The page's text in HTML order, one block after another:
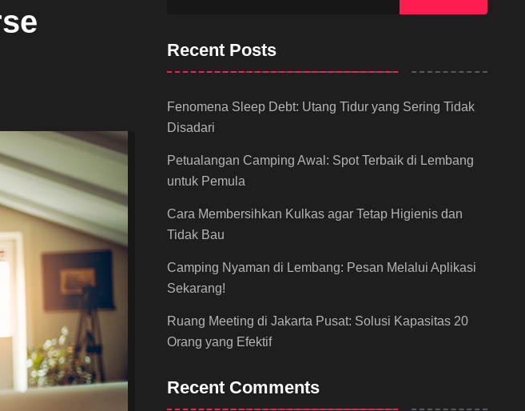
Recent Posts
Fenomena Sleep Debt: Utang Tidur yang Sering Tidak
Disadari
Petualangan Camping Awal: Spot Terbaik di Lembang
untuk Pemula
Cara Membersihkan Kulkas agar Tetap Higienis dan
Tidak Bau
Camping Nyaman di Lembang: Pesan Melalui Aplikasi
Sekarang!
Ruang Meeting di Jakarta Pusat: Solusi Kapasitas 20
Orang yang Efektif
Recent Comments